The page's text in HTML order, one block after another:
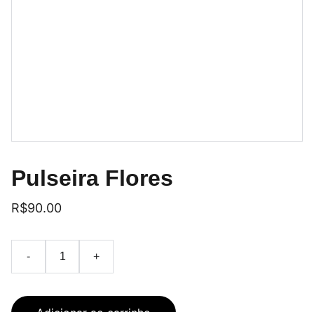
Pulseira Flores
R$90.00
- +